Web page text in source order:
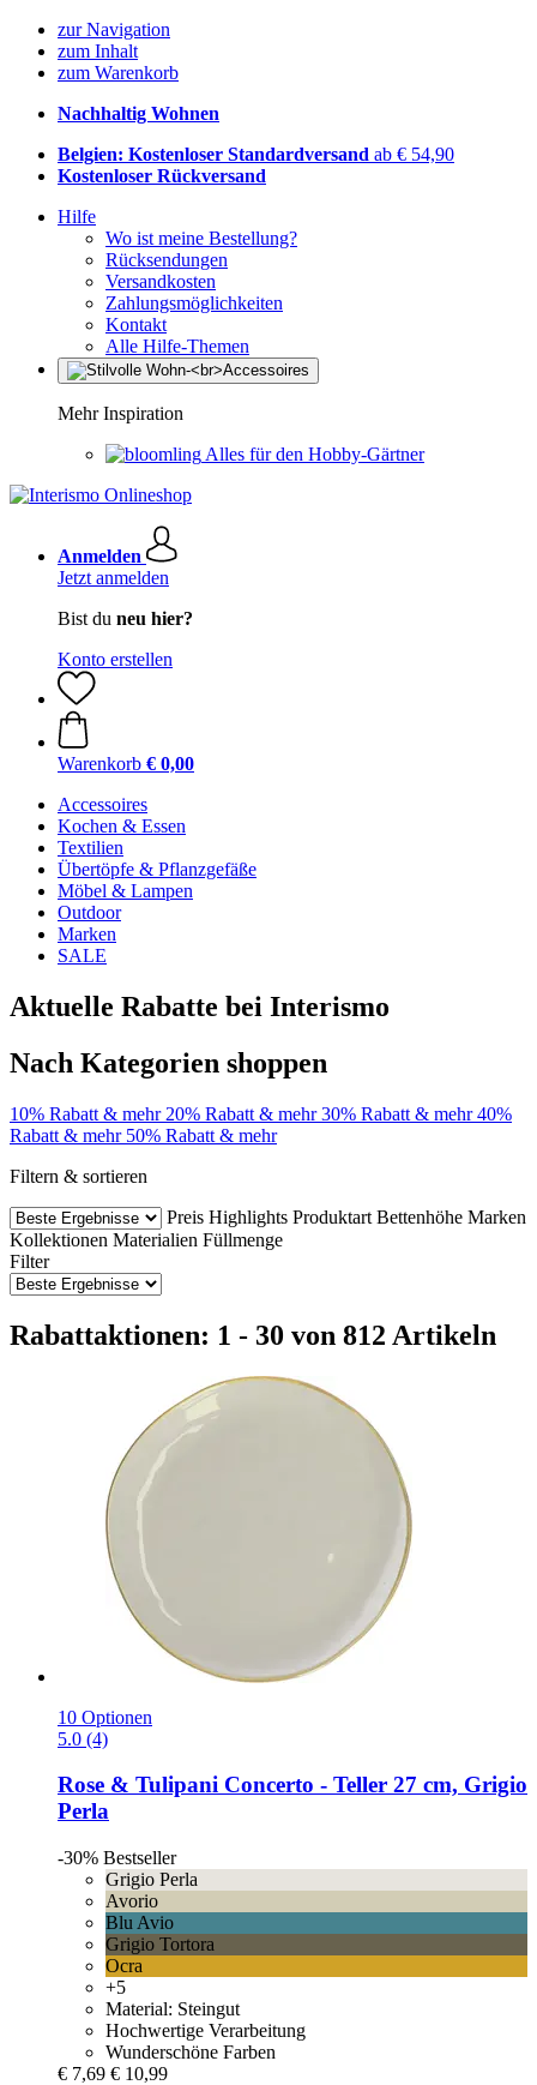
zur Navigation
zum Inhalt
zum Warenkorb
Nachhaltig Wohnen
Belgien: Kostenloser Standardversand ab € 54,90
Kostenloser Rückversand
Hilfe
Wo ist meine Bestellung?
Rücksendungen
Versandkosten
Zahlungsmöglichkeiten
Kontakt
Alle Hilfe-Themen
Mehr Inspiration
Alles für den Hobby-Gärtner
Anmelden
Jetzt anmelden
Bist du neu hier?
Konto erstellen
Warenkorb € 0,00
Accessoires
Kochen & Essen
Textilien
Übertöpfe & Pflanzgefäße
Möbel & Lampen
Outdoor
Marken
SALE
Aktuelle Rabatte bei Interismo
Nach Kategorien shoppen
10% Rabatt & mehr 20% Rabatt & mehr 30% Rabatt & mehr 40%
Rabatt & mehr 50% Rabatt & mehr
Filtern & sortieren
Preis Highlights Produktart Bettenhöhe Marken
Kollektionen Materialien Füllmenge
Filter
Rabattaktionen: 1 - 30 von 812 Artikeln
10 Optionen
5.0 (4)
Rose & Tulipani Concerto -​ Teller 27 cm, Grigio
Perla
-30% Bestseller
Grigio Perla
Avorio
Blu Avio
Grigio Tortora
Ocra
+5
Material: Steingut
Hochwertige Verarbeitung
Wunderschöne Farben
€ 7,69 € 10,99